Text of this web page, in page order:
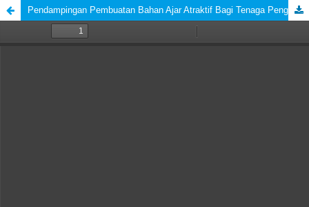
Pendampingan Pembuatan Bahan Ajar Atraktif Bagi Tenaga Pengajar Sebagai Penunjang Pembelajaran Siswa/Siswi SMA BP FAI UMJ Muhammadiyah Boarding School "Ki Bagus Hadikusumo"